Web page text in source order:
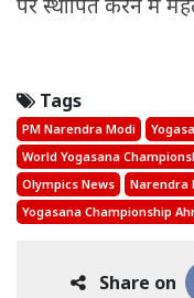
Tags
PM Narendra Modi
World Yogasana
Olympics News
Narendra
Yogasana Championship
Share on